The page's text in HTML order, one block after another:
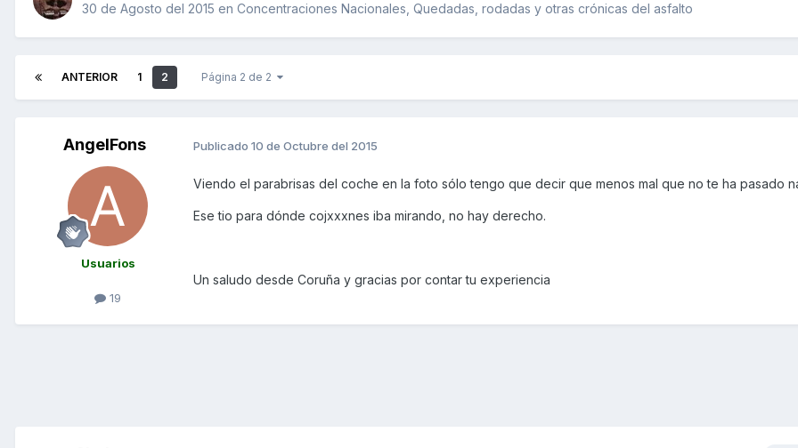
30 de Agosto del 2015 en Concentraciones Nacionales, Quedadas, rodadas y otras crónicas del asfalto
ANTERIOR 1 2 Página 2 de 2
AngelFons
Usuarios
19
Publicado 10 de Octubre del 2015
Viendo el parabrisas del coche en la foto sólo tengo que decir que menos mal que no te ha pasado
Ese tio para dónde cojxxxnes iba mirando, no hay derecho.
Un saludo desde Coruña y gracias por contar tu experiencia